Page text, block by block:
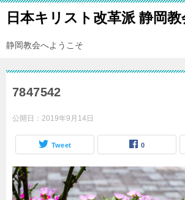
日本キリスト改革派 静岡教
静岡教会へようこそ
7847542
公開日： 2019年9月14日
Tweet 0